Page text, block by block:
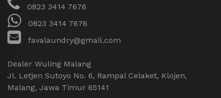
0823 3414 7676
0823 3414 7676
favalaundry@gmail.com
Dealer Wuling Malang
Jl. Letjen Sutoyo No. 6, Rampal Celaket, Klojen,
Malang, Jawa Timur 65141